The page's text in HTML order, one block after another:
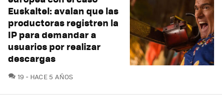
Euskaltel: avalan que las
productoras registren la
IP para demandar a
usuarios por realizar
descargas
19 COMENTARIOS
HACE 5 AÑOS